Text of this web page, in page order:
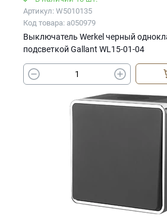
Артикул: W5010135
Код товара: a050979
Выключатель Werkel черный
подсветкой Gallant WL15-01-04